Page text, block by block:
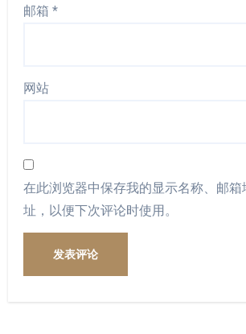
邮箱 *
网站
在此浏览器中保存我的显示名称、邮
址，以便下次评论时使用。